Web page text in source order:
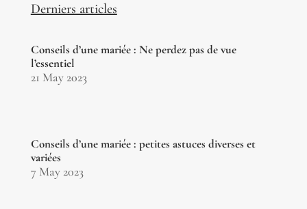
Derniers articles
Conseils d’une mariée : Ne perdez pas de vue
l’essentiel
21 May 2023
Conseils d’une mariée : petites astuces diverses et
variées
7 May 2023